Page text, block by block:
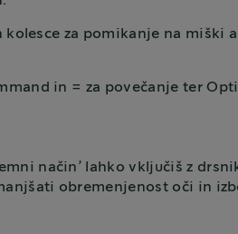
za pomikanje na miški
in = za povečanje ter
način’ lahko vključiš z
obremenjenost oči in